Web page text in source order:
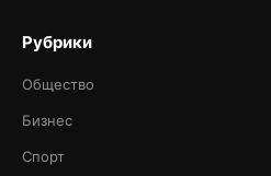
Рубрики
Общество
Бизнес
Спорт